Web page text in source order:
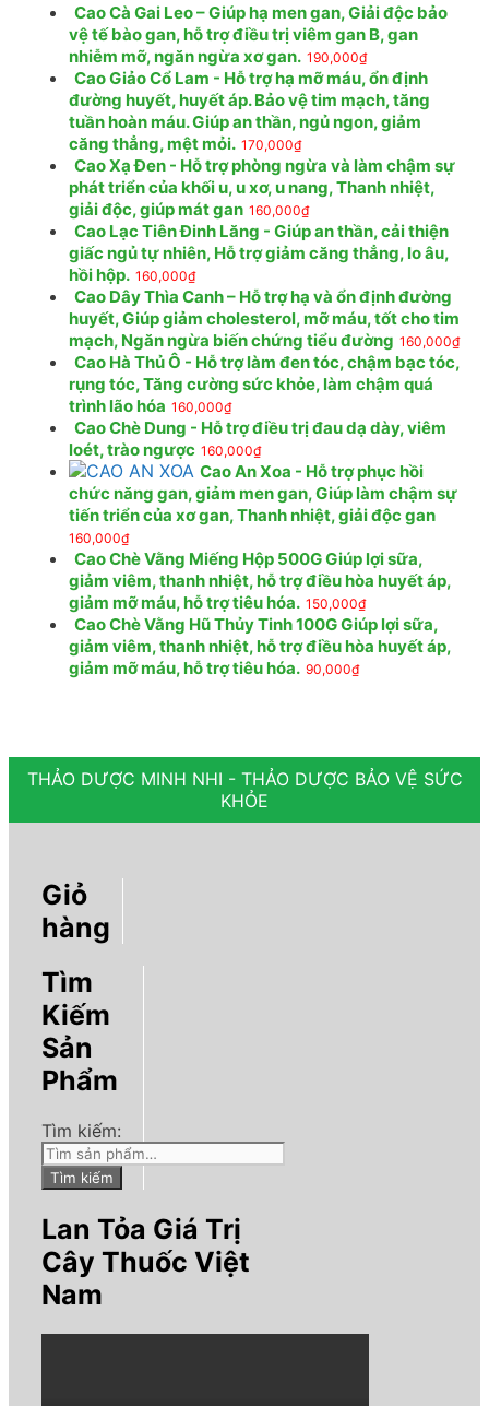
Cao Cà Gai Leo – Giúp hạ men gan, Giải độc bảo
vệ tế bào gan, hỗ trợ điều trị viêm gan B, gan
nhiễm mỡ, ngăn ngừa xơ gan. 190,000₫
Cao Giảo Cổ Lam - Hỗ trợ hạ mỡ máu, ổn định
đường huyết, huyết áp. Bảo vệ tim mạch, tăng
tuần hoàn máu. Giúp an thần, ngủ ngon, giảm
căng thẳng, mệt mỏi. 170,000₫
Cao Xạ Đen - Hỗ trợ phòng ngừa và làm chậm sự
phát triển của khối u, u xơ, u nang, Thanh nhiệt,
giải độc, giúp mát gan 160,000₫
Cao Lạc Tiên Đinh Lăng - Giúp an thần, cải thiện
giấc ngủ tự nhiên, Hỗ trợ giảm căng thẳng, lo âu,
hồi hộp. 160,000₫
Cao Dây Thìa Canh – Hỗ trợ hạ và ổn định đường
huyết, Giúp giảm cholesterol, mỡ máu, tốt cho tim
mạch, Ngăn ngừa biến chứng tiểu đường 160,000₫
Cao Hà Thủ Ô - Hỗ trợ làm đen tóc, chậm bạc tóc,
rụng tóc, Tăng cường sức khỏe, làm chậm quá
trình lão hóa 160,000₫
Cao Chè Dung - Hỗ trợ điều trị đau dạ dày, viêm
loét, trào ngược 160,000₫
Cao An Xoa - Hỗ trợ phục hồi
chức năng gan, giảm men gan, Giúp làm chậm sự
tiến triển của xơ gan, Thanh nhiệt, giải độc gan
160,000₫
Cao Chè Vằng Miếng Hộp 500G Giúp lợi sữa,
giảm viêm, thanh nhiệt, hỗ trợ điều hòa huyết áp,
giảm mỡ máu, hỗ trợ tiêu hóa. 150,000₫
Cao Chè Vằng Hũ Thủy Tinh 100G Giúp lợi sữa,
giảm viêm, thanh nhiệt, hỗ trợ điều hòa huyết áp,
giảm mỡ máu, hỗ trợ tiêu hóa. 90,000₫
THẢO DƯỢC MINH NHI - THẢO DƯỢC BẢO VỆ SỨC
KHỎE
Giỏ
hàng
Tìm
Kiếm
Sản
Phẩm
Tìm kiếm:
Tìm kiếm
Lan Tỏa Giá Trị
Cây Thuốc Việt
Nam